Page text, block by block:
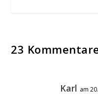
23
Karl am